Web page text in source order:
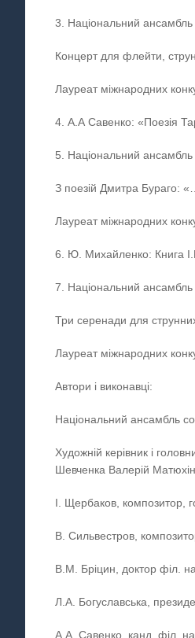
3. Національний ансамбль
Концерт для флейти,
Лауреат міжнародних
4. А.А Савенко: «Поезія
5. Національний ансамбль
З поезій Дмитра Бураго:
Лауреат міжнародних
6. Ю. Михайленко: Книга
7. Національний ансамбль
Три серенади для
Лауреат міжнародних
Автори і виконавці:
Національний ансамбль
Художній керівник і
Шевченка Валерій Матюхін
І. Щербаков, композитор,
В. Сильвестров,
В.М. Бріцин, доктор філ.
Л.А. Богуславська,
А.А. Савенко, канд. філ.